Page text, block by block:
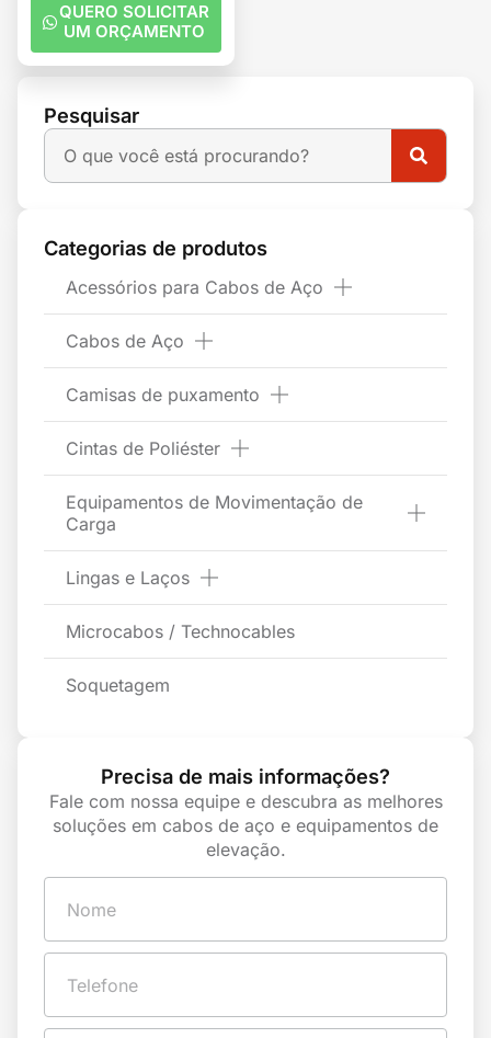
Pesquisar
Categorias de produtos
Acessórios para Cabos de Aço
Cabos de Aço
Camisas de puxamento
Cintas de Poliéster
Equipamentos de Movimentação de
Carga
Lingas e Laços
Microcabos / Technocables
Soquetagem
Precisa de mais informações?
Fale com nossa equipe e descubra as melhores
soluções em cabos de aço e equipamentos de
elevação.
QUERO SOLICITAR
UM ORÇAMENTO